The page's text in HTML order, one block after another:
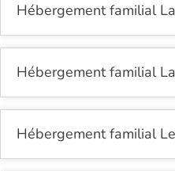
Hébergement familial
Hébergement familial
Hébergement familial